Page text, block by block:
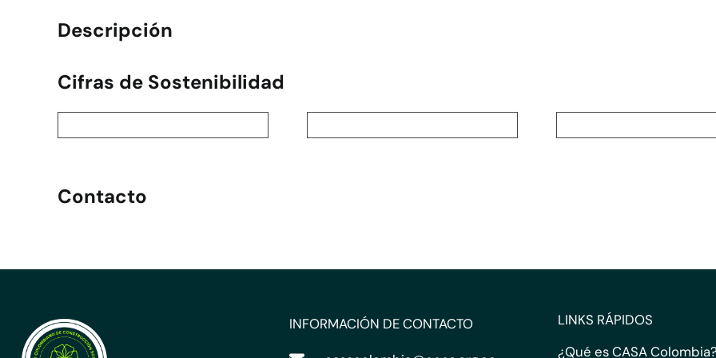
Descripción
Cifras de Sostenibilidad
Contacto
INFORMACIÓN DE CONTACTO
LINKS RÁPIDOS
¿Qué es CASA